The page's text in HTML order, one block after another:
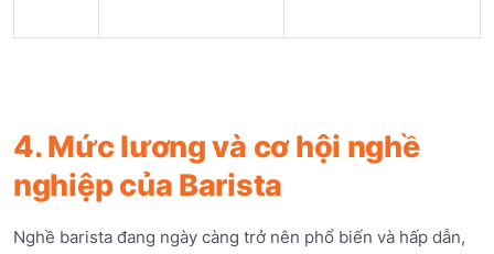
4. Mức lương và cơ hội nghề
nghiệp của Barista
Nghề barista đang ngày càng trở nên phổ biến và hấp dẫn,